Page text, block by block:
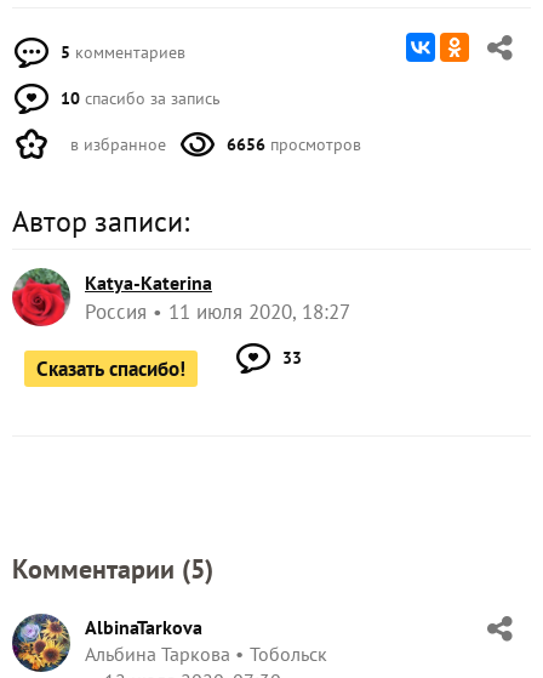
5 комментариев
10 спасибо за запись
в избранное 6656 просмотров
Автор записи:
Katya-Katerina
Россия 11 июля 2020, 18:27
Сказать спасибо! 33
Комментарии (5)
AlbinaTarkova
Альбина Таркова
Тобольск